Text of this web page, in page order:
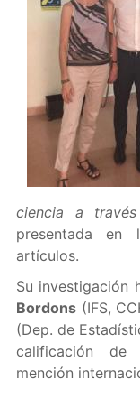
ciencia a
presentada en
artículos.
Su investigación
Bordons(IFS,
(Dep. de
calificación de
mención